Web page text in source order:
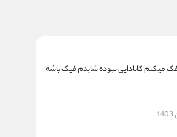
کانادایی نبوده شایدم فیک باشه